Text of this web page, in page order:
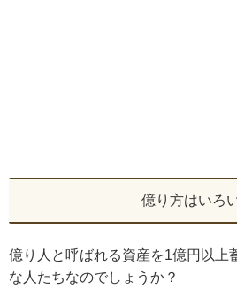
億り方はいろ
億り人と呼ばれる資産を1億円以上
な人たちなのでしょうか？